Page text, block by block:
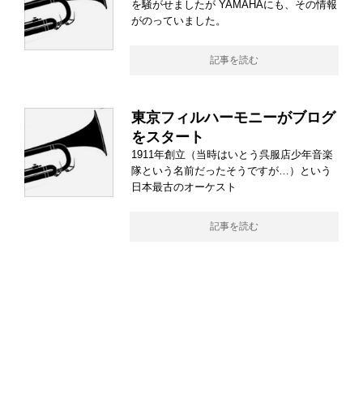
を騒がせましたが YAMAHAにも、その情報
がのっていました。
記事を読む
東京フィルハーモニーがブログ
をスタート
1911年創立（当時はいとう呉服店少年音楽
隊という名前だったそうですが…）という
日本最古のオーケスト
記事を読む